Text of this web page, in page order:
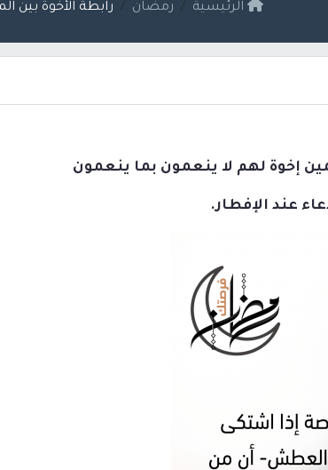
الرئيسية رمضان رابطة الأخوة بين
إخوة لهم لا ينعمون بما ينعمون
عند الإفطار.